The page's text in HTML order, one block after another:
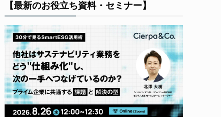
【最新のお役立ち資料・セミナー】